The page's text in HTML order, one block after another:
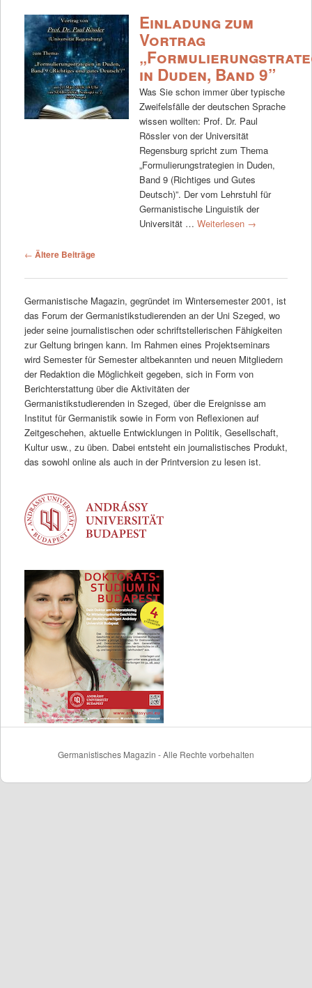
Einladung zum
Vortrag
in Duden, Band 9”
Was Sie schon immer über typische
Zweifelsfälle der deutschen Sprache
wissen wollten: Prof. Dr. Paul
Rössler von der Universität
Regensburg spricht zum Thema
„Formulierungstrategien in Duden,
Band 9 (Richtiges und Gutes
Deutsch)”. Der vom Lehrstuhl für
Germanistische Linguistik der
Universität … Weiterlesen →
Beitrags-Navigation
← Ältere Beiträge
Germanistische Magazin, gegründet im Wintersemester 2001, ist
das Forum der Germanistikstudierenden an der Uni Szeged, wo
jeder seine journalistischen oder schriftstellerischen Fähigkeiten
zur Geltung bringen kann. Im Rahmen eines Projektseminars
wird Semester für Semester altbekannten und neuen Mitgliedern
der Redaktion die Möglichkeit gegeben, sich in Form von
Berichterstattung über die Aktivitäten der
Germanistikstudierenden in Szeged, über die Ereignisse am
Institut für Germanistik sowie in Form von Reflexionen auf
Zeitgeschehen, aktuelle Entwicklungen in Politik, Gesellschaft,
Kultur usw., zu üben. Dabei entsteht ein journalistisches Produkt,
das sowohl online als auch in der Printversion zu lesen ist.
Germanistisches Magazin - Alle Rechte vorbehalten